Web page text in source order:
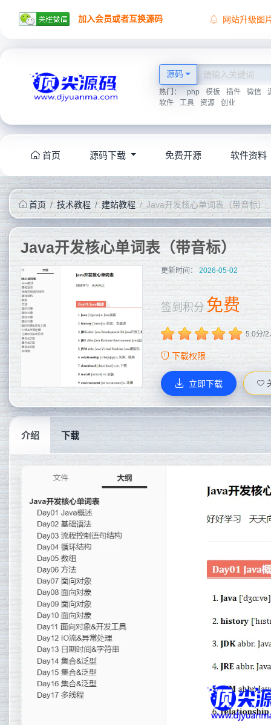
加入会员或者互换源码
网站升级图
源码
热门： php 模板 插件 微信
软件
工具 资源 创业
首页 源码下载 免费开源 软件资料
首页 技术教程 建站教程 Java开发核心单词表（带音标）
Java开发核心单词表（带音标）
更新时间： 2026-05-02
签到积分 免费
5.0分/2
下载权限
立即下载
介绍 下载